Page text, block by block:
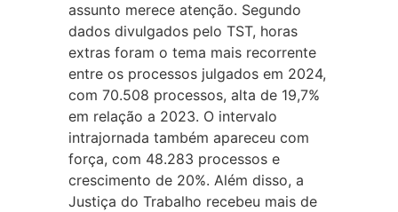
assunto merece atenção. Segundo
dados divulgados pelo TST, horas
extras foram o tema mais recorrente
entre os processos julgados em 2024,
com 70.508 processos, alta de 19,7%
em relação a 2023. O intervalo
intrajornada também apareceu com
força, com 48.283 processos e
crescimento de 20%. Além disso, a
Justiça do Trabalho recebeu mais de